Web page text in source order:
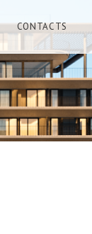
CONTACTS